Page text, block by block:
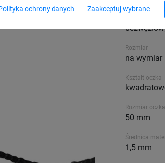
ochrony danych Zaakceptuj wybrane
Rozmiar
na wymiar
Kształt oczka
Rozmiar oczka
50 mm
Średnica
1,5 mm